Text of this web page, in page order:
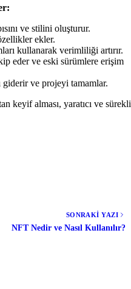
ve stilini oluşturur.
ekler.
kullanarak verimliliği artırır.
eder ve eski sürümlere erişim
giderir ve projeyi tamamlar.
keyif alması, yaratıcı ve sürekli
SONRAKİ YAZI
NFT Nedir ve Nasıl Kullanılır?